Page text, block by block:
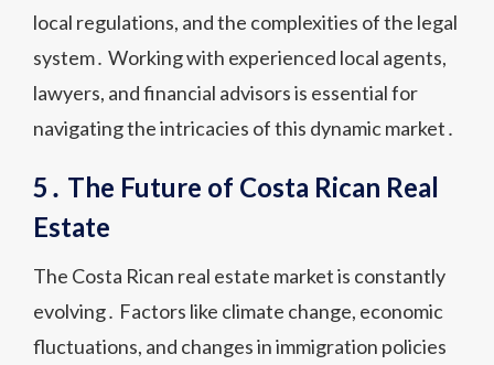
local regulations, and the complexities of the legal
system․ Working with experienced local agents,
lawyers, and financial advisors is essential for
navigating the intricacies of this dynamic market․
5․ The Future of Costa Rican Real
Estate
The Costa Rican real estate market is constantly
evolving․ Factors like climate change, economic
fluctuations, and changes in immigration policies